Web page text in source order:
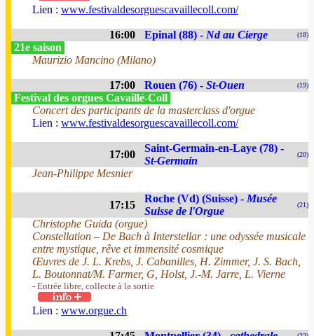
Lien : www.festivaldesorguescavaillecoll.com/
16:00 Epinal (88) - Nd au Cierge (18)
21e saison
Maurizio Mancino (Milano)
17:00 Rouen (76) - St-Ouen (19)
Festival des orgues Cavaillé-Coll
Concert des participants de la masterclass d'orgue
Lien : www.festivaldesorguescavaillecoll.com/
17:00
Saint-Germain-en-Laye (78) -
St-Germain
(20)
Jean-Philippe Mesnier
17:15
Roche (Vd) (Suisse) - Musée
Suisse de l'Orgue
(21)
Christophe Guida (orgue)
Constellation – De Bach à Interstellar : une odyssée musicale
entre mystique, rêve et immensité cosmique
Œuvres de J. L. Krebs, J. Cabanilles, H. Zimmer, J. S. Bach,
L. Boutonnat/M. Farmer, G, Holst, J.-M. Jarre, L. Vierne
- Entrée libre, collecte à la sortie
Lien : www.orgue.ch